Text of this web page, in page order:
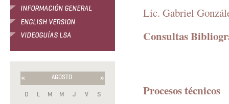
INFORMACIÓN GENERAL
ENGLISH VERSION
VIDEOGUÍAS LSA
« AGOSTO »
D L M M J V
S
Lic. Gabriel
Consultas
Procesos técnicos